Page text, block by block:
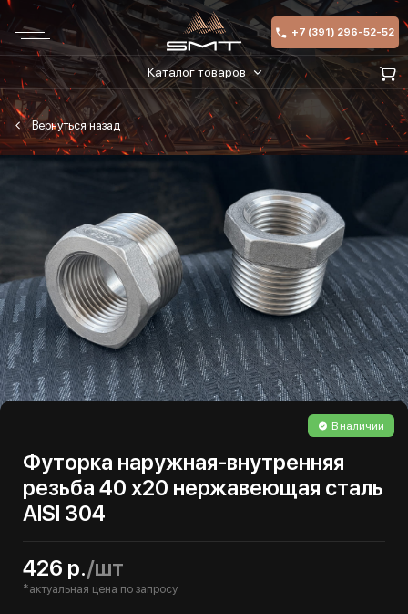
+7 (391) 296-52-52
Каталог товаров
В наличии
Футорка наружная-внутренняя
резьба 40 х20 нержавеющая сталь
AISI 304
426 р./шт
*актуальная цена по запросу